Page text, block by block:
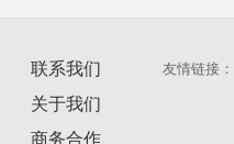
联系我们
关于我们
商务合作
友情链接：